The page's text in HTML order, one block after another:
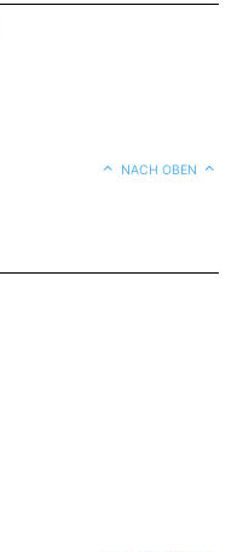
NACH OBEN